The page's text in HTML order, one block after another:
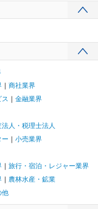
商社業界
金融業界
人・税理士法人
ー
小売業界
旅行・宿泊・レジャー業界
農林水産・鉱業
他